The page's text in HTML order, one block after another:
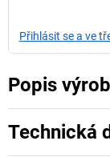
Přihlásit se a ve
Popis
Technická